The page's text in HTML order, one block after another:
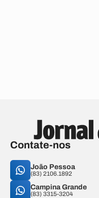
Contate-nos
João Pessoa
(83) 2106.1892
Campina Grande
(83) 3315-3204